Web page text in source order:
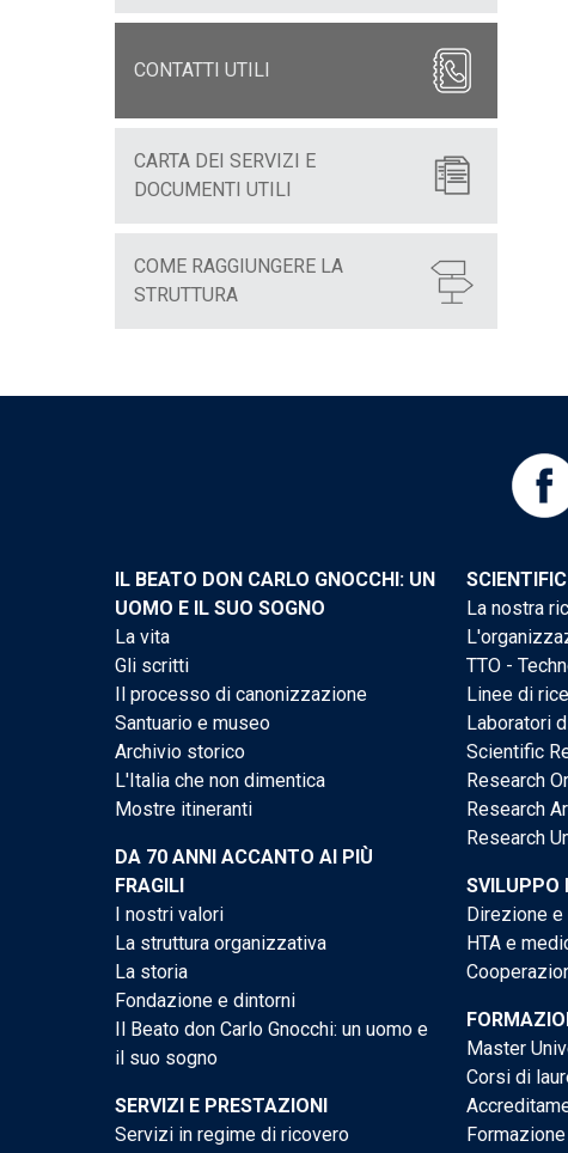
CONTATTI UTILI
CARTA DEI SERVIZI E
DOCUMENTI UTILI
COME RAGGIUNGERE LA
STRUTTURA
IL BEATO DON CARLO GNOCCHI: UN
UOMO E IL SUO SOGNO
La vita
Gli scritti
Il processo di canonizzazione
Santuario e museo
Archivio storico
L'Italia che non dimentica
Mostre itineranti
DA 70 ANNI ACCANTO AI PIÙ
FRAGILI
I nostri valori
La struttura organizzativa
La storia
Fondazione e dintorni
Il Beato don Carlo Gnocchi: un uomo e
il suo sogno
SERVIZI E PRESTAZIONI
Servizi in regime di ricovero
La nostra
TTO -
Linee di
Laboratori
Scientific
Research
Research
Research
SVILUPPO
Direzione
HTA e
Master
Corsi di